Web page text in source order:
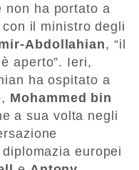
non ha portato a
il ministro degli
Abdollahian, “il
aperto”. Ieri,
ha ospitato a
Mohammed bin
a sua volta negli
europei